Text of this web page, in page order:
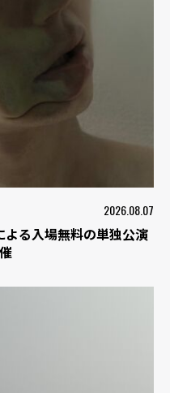
2026.08.07
よる入場無料の単独公演